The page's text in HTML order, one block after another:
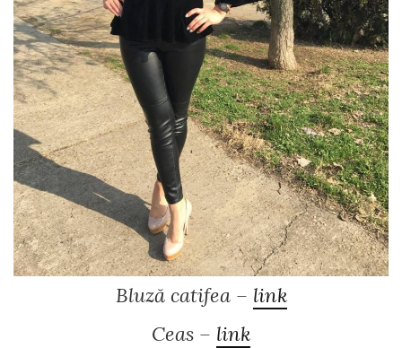
Bluză catifea – link
Ceas – link